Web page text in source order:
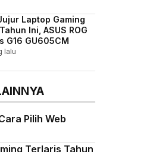
Laptop Gaming
Ini, ASUS ROG
G16 GU605CM
lalu
Pilih Web
Terlaris Tahun